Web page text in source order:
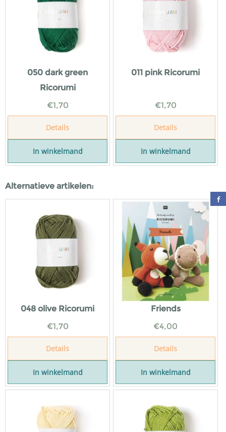
050 dark green
Ricorumi
€1,70
Details
In winkelmand
011 pink Ricorumi
€1,70
Details
In winkelmand
Alternatieve artikelen:
048 olive Ricorumi
€1,70
Details
In winkelmand
Friends
€4,00
Details
In winkelmand